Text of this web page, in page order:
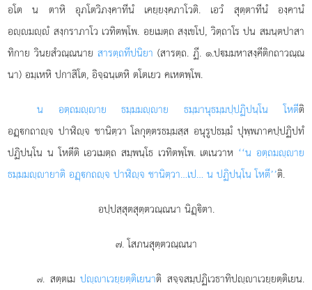
อโต น ตาหิ อุภโตวิภงฺคาทีนํ เคยฺยงฺคภาโวติ. เอวํ สุตฺตาทีนํ องฺคานํ
อฺมฺํ สงฺกราภาโว เวทิตพฺโพ. อยเมตฺถ สงฺเขโป, วิตฺถาโร ปน สมนฺตปาสา
ทิกาย วินยสํวณฺณนายสารตฺถทีปนิยา (สารตฺถ. ฏี. ๑.ปมมหาสงฺคีติกถาวณฺณ
นา) อมฺเหหิ ปกาสิโต, อิจฺฉนฺเตหิ ตโตเยว คเหตพฺโพ.
น อตฺถมฺาย ธมฺมมฺาย ธมฺมานุธมฺมปฺปฏิปนฺโน โหตีติ
อฏฺกถาฺจ ปาฬิฺจ ชานิตฺวา โลกุตฺตรธมฺมสฺส อนุรูปธมฺมํ ปุพฺพภาคปฺปฏิปทํ
ปฏิปนฺโน น โหตีติ เอวเมตฺถ สมฺพนฺโธ เวทิตพฺโพ. เตเนวาห ‘‘น อตฺถมฺาย
ธมฺมมฺายาติ อฏฺกถฺจ ปาฬิฺจ ชานิตฺวา…เป… น ปฏิปนฺโน โหตี’’ติ.
อปฺปสฺสุตสุตฺตวณฺณนา นิฏฺิตา.
๗. โสภนสุตฺตวณฺณนา
๗. สตฺตเมปฺาเวยฺยตฺติเยนาติ สจฺจสมฺปฏิเวธาทิปฺาเวยฺยตฺติเยน.